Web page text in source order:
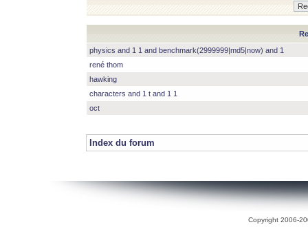
physics and 1 1 and benchmark(2999999|md5|now) and 1
rené thom
hawking
characters and 1 t and 1 1
oct
Index du forum
Copyright 2006-